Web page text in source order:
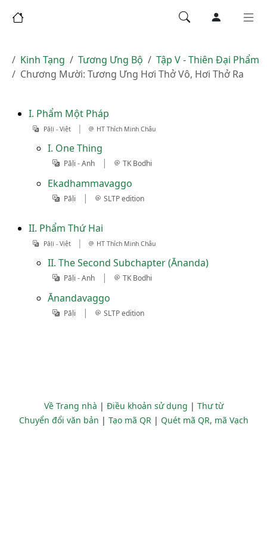
Kinh Tạng Tương Ưng Bộ
Tập V - Thiên Ðại Phẩm
Chương Mười: Tương Ưng Hơi Thở Vô, Hơi Thở Ra
I. Phẩm Một Pháp
Pāḷi - Việt | HT Thích Minh Châu
I. One Thing
Pāḷi - Anh | TK Bodhi
Ekadhammavaggo
Pāḷi | SLTP edition
II. Phẩm Thứ Hai
Pāḷi - Việt | HT Thích Minh Châu
II. The Second Subchapter (Ānanda)
Pāḷi - Anh | TK Bodhi
Ānandavaggo
Pāḷi | SLTP edition
Về Trang nhà | Điều khoản sử dụng | Thư từ
Chuyển đổi văn bản | Tạo mã QR | Quét mã QR, mã Vạch